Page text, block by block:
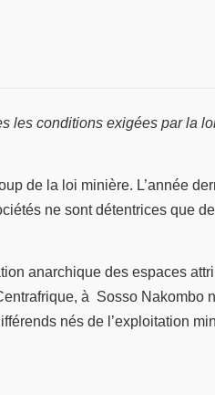
les conditions exigées par la
de la loi minière. L’année
ne sont détentrices que
anarchique des espaces
à Sosso Nakombo
nés de l’exploitation